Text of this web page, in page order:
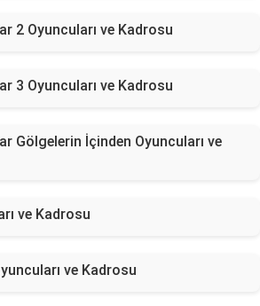
2 Oyuncuları ve Kadrosu
3 Oyuncuları ve Kadrosu
Gölgelerin İçinden Oyuncuları ve
ve Kadrosu
ve Kadrosu